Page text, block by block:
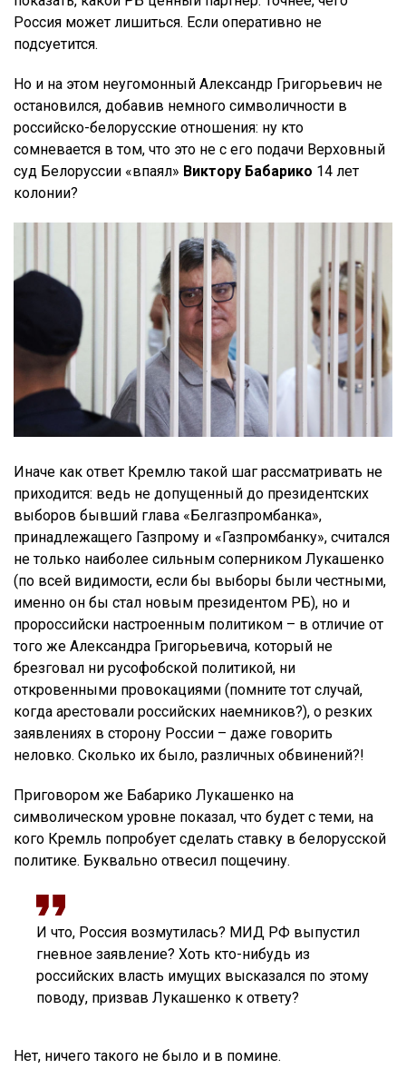
Россия может лишиться. Если оперативно не
подсуетится.
Но и на этом неугомонный Александр Григорьевич не
остановился, добавив немного символичности в
российско-белорусские отношения: ну кто
сомневается в том, что это не с его подачи Верховный
суд Белоруссии «впаял» Виктору Бабарико 14 лет
колонии?
Иначе как ответ Кремлю такой шаг рассматривать не
приходится: ведь не допущенный до президентских
выборов бывший глава «Белгазпромбанка»,
принадлежащего Газпрому и «Газпромбанку», считался
не только наиболее сильным соперником Лукашенко
(по всей видимости, если бы выборы были честными,
именно он бы стал новым президентом РБ), но и
пророссийски настроенным политиком – в отличие от
того же Александра Григорьевича, который не
брезговал ни русофобской политикой, ни
откровенными провокациями (помните тот случай,
когда арестовали российских наемников?), о резких
заявлениях в сторону России – даже говорить
неловко. Сколько их было, различных обвинений?!
Приговором же Бабарико Лукашенко на
символическом уровне показал, что будет с теми, на
кого Кремль попробует сделать ставку в белорусской
политике. Буквально отвесил пощечину.
И что, Россия возмутилась? МИД РФ выпустил
гневное заявление? Хоть кто-нибудь из
российских власть имущих высказался по этому
поводу, призвав Лукашенко к ответу?
Нет, ничего такого не было и в помине.